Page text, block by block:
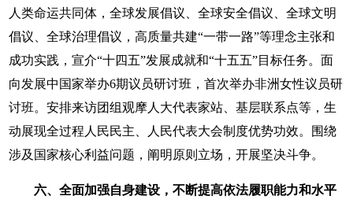
人类命运共同体，全球发展倡议、全球安全倡议、全球文明
倡议、全球治理倡议，高质量共建“一带一路”等理念主张和
成功实践，宣介“十四五”发展成就和“十五五”目标任务。面
向发展中国家举办6期议员研讨班，首次举办非洲女性议员研
讨班。安排来访团组观摩人大代表家站、基层联系点等，生
动展现全过程人民民主、人民代表大会制度优势功效。围绕
涉及国家核心利益问题，阐明原则立场，开展坚决斗争。
六、全面加强自身建设，不断提高依法履职能力和水平